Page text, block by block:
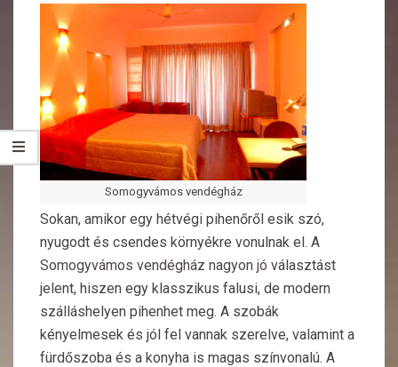
Somogyvámos vendégház
Sokan, amikor egy hétvégi pihenőről esik szó,
nyugodt és csendes környékre vonulnak el. A
Somogyvámos vendégház nagyon jó választást
jelent, hiszen egy klasszikus falusi, de modern
szálláshelyen pihenhet meg. A szobák
kényelmesek és jól fel vannak szerelve, valamint a
fürdőszoba és a konyha is magas színvonalú. A